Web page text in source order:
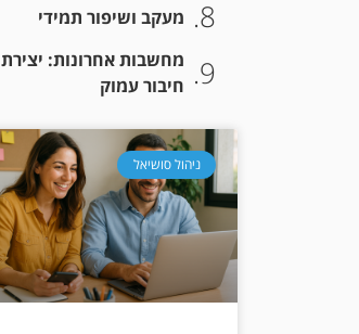
מעקב ושיפור תמידי
מחשבות אחרונות: יצירת
חיבור עמוק
ניהול סושיאל